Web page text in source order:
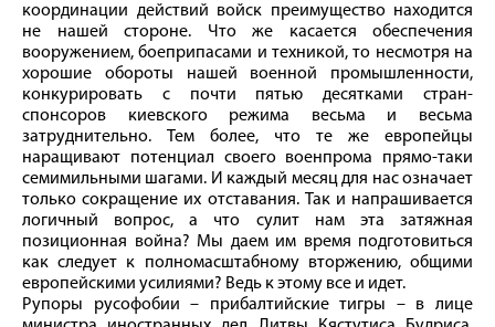
координации действий войск преимущество находится
не нашей стороне. Что же касается обеспечения
вооружением, боеприпасами и техникой, то несмотря на
хорошие обороты нашей военной промышленности,
конкурировать с почти пятью десятками стран-
спонсоров киевского режима весьма и весьма
затруднительно. Тем более, что те же европейцы
наращивают потенциал своего военпрома прямо-таки
семимильными шагами. И каждый месяц для нас означает
только сокращение их отставания. Так и напрашивается
логичный вопрос, а что сулит нам эта затяжная
позиционная война? Мы даем им время подготовиться
как следует к полномасштабному вторжению, общими
европейскими усилиями? Ведь к этому все и идет.
Рупоры русофобии – прибалтийские тигры – в лице